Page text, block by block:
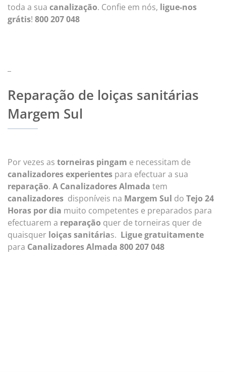
toda a sua canalização. Confie em nós, ligue-nos
grátis! 800 207 048
Reparação de loiças sanitárias
Margem Sul
Por vezes as torneiras pingam e necessitam de
canalizadores experientes para efectuar a sua
reparação. A Canalizadores Almada tem
canalizadores disponíveis na Margem Sul do Tejo 24
Horas por dia muito competentes e preparados para
efectuarem a reparação quer de torneiras quer de
quaisquer loiças sanitárias. Ligue gratuitamente
para Canalizadores Almada 800 207 048